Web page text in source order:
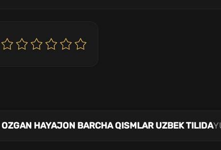
HAYAJON BARCHA QISMLAR UZBEK TILIDA